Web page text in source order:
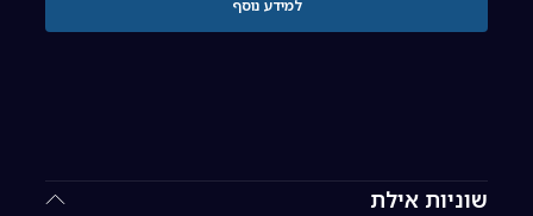
שוניות אילת
למידע נוסף